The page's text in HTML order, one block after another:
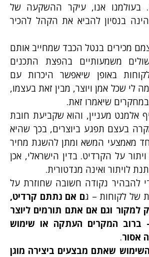
בעולמנו אנו, עיקר ההשקעה של
בנסיון להביא את הקהל להכיר
מכירים בנטל הכבד שמחייב אותם
משמעותיים בהפצת התכנים
באופן שיאפשר היכרות עם
לי שכל אמן ויוצר, מבין זאת בעצמו,
שיאמרו זאת.
אלמנט מעניין, והוא שקביעת חובת
בעצם תפגע ביוצרים, בכך שהיא
מאמצעי המשא ומתן להשגת מחיר
על הקרדיט. בדין הישראלי, אכן
לויתור ואינה מנדטורית.
להבהיר נקודה חשובה שחוזרת על
של לקוחות – גם אם נתתם קרדיט,
למקור וגם אם אתם תורמים ליוצר
ברוב המקרים העתקה או שימוש
אסור.
שאתם מבצעים ביצירה מוגן